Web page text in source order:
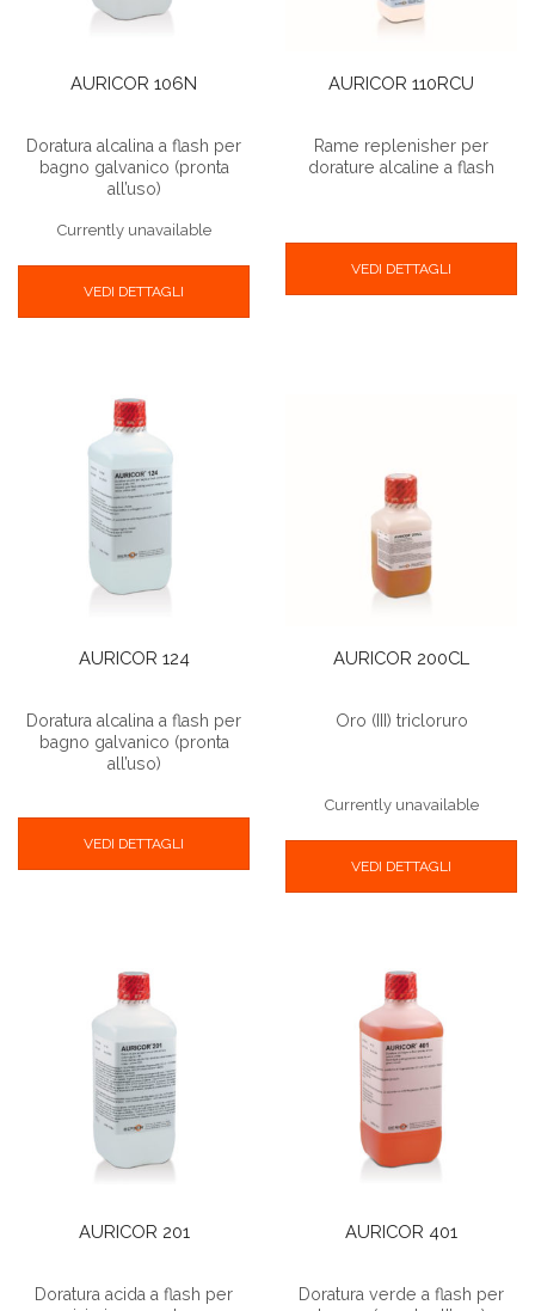
AURICOR 106N
Doratura alcalina a flash per
bagno galvanico (pronta
all’uso)
Currently unavailable
VEDI DETTAGLI
AURICOR 110RCU
Rame replenisher per
dorature alcaline a flash
VEDI DETTAGLI
AURICOR 124
Doratura alcalina a flash per
bagno galvanico (pronta
all’uso)
VEDI DETTAGLI
AURICOR 200CL
Oro (III) tricloruro
Currently unavailable
VEDI DETTAGLI
AURICOR 201
Doratura acida a flash per
AURICOR 401
Doratura verde a flash per